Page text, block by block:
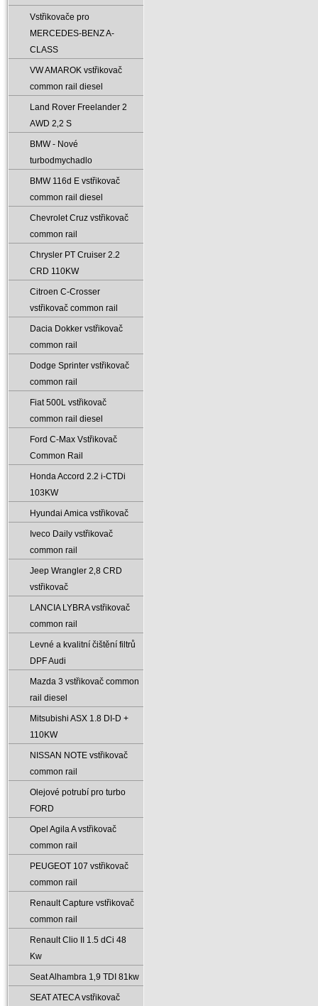
Vstřikovače pro
MERCEDES-BENZ A-
CLASS
VW AMAROK vstřikovač
common rail diesel
Land Rover Freelander 2
AWD 2‚2 S
BMW - Nové
turbodmychadlo
BMW 116d E vstřikovač
common rail diesel
Chevrolet Cruz vstřikovač
common rail
Chrysler PT Cruiser 2.2
CRD 110KW
Citroen C-Crosser
vstřikovač common rail
Dacia Dokker vstřikovač
common rail
Dodge Sprinter vstřikovač
common rail
Fiat 500L vstřikovač
common rail diesel
Ford C-Max Vstřikovač
Common Rail
Honda Accord 2.2 i-CTDi
103KW
Hyundai Amica vstřikovač
Iveco Daily vstřikovač
common rail
Jeep Wrangler 2‚8 CRD
vstřikovač
LANCIA LYBRA vstřikovač
common rail
Levné a kvalitní čištění filtrů
DPF Audi
Mazda 3 vstřikovač common
rail diesel
Mitsubishi ASX 1.8 DI-D +
110KW
NISSAN NOTE vstřikovač
common rail
Olejové potrubí pro turbo
FORD
Opel Agila A vstřikovač
common rail
PEUGEOT 107 vstřikovač
common rail
Renault Capture vstřikovač
common rail
Renault Clio II 1.5 dCi 48
Kw
Seat Alhambra 1‚9 TDI 81kw
SEAT ATECA vstřikovač